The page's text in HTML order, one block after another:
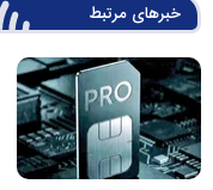
خبرهای مرتبط